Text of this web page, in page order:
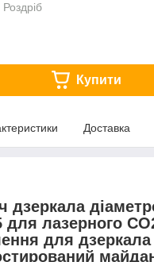
Роздріб
Купити
Доставка
дзеркала
для лазерного
для